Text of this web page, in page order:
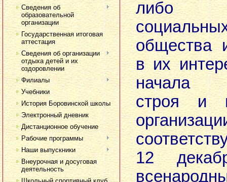
Сведения об
образовательной
организации
Государственная итоговая
аттестация
Сведения об организации
отдыха детей и их
оздоровлении
Филиалы
Учебники
История Боровинской школы
Электронный дневник
Дистанционное обучение
Рабочие программы
Наши выпускники
Внеурочная и досуговая
деятельность
либо
общества
в их
начала
строя и
12